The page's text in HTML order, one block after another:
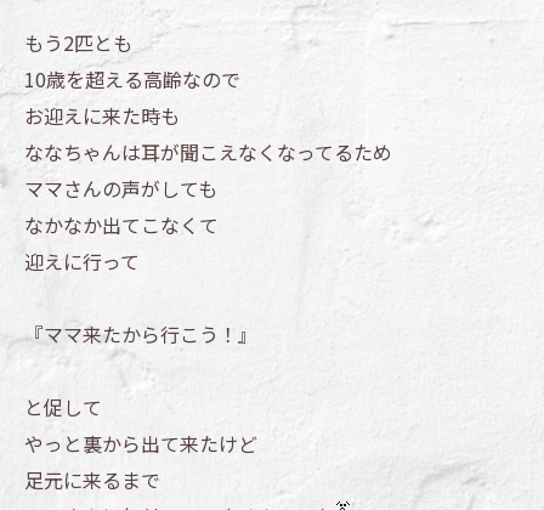
もう2匹とも
10歳を超える高齢なので
お迎えに来た時も
ななちゃんは耳が聞こえなくなってるため
ママさんの声がしても
なかなか出てこなくて
迎えに行って
『ママ来たから行こう！』
と促して
やっと裏から出て来たけど
足元に来るまで